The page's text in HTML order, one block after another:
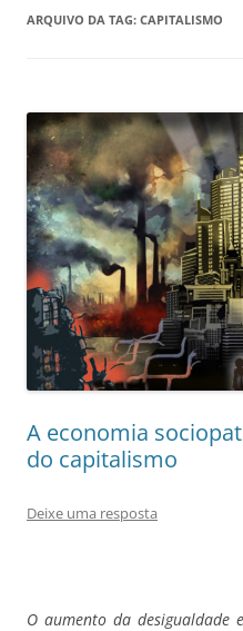
ARQUIVO DA TAG: CAPITALISMO
A economia
do capitalismo
Deixe uma resposta
O aumento da